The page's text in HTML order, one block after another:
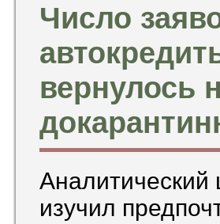
Число
вернулось
Аналитический
изучил